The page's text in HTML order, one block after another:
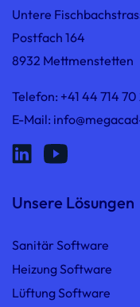
Untere
Postfach 164
8932 Mettmenstetten
Telefon: +41 44 714 70
E-Mail:
Unsere Lösungen
Sanitär Software
Heizung Software
Lüftung Software